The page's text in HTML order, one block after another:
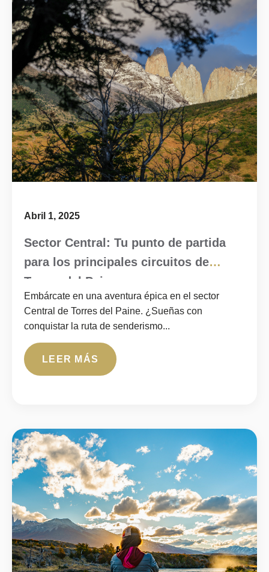
Abril 1, 2025
Sector Central: Tu punto de partida
para los principales circuitos de
Torres del Paine
Embárcate en una aventura épica en el sector
Central de Torres del Paine. ¿Sueñas con
conquistar la ruta de senderismo...
LEER MÁS